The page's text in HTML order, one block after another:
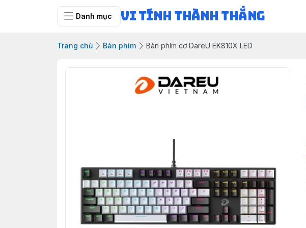
Danh mục Vi Tính Thành Thắng
Trang chủ Bàn phím Bàn phím cơ DareU EK810X LED